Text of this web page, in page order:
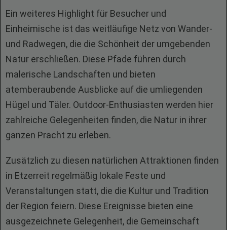
Ein weiteres Highlight für Besucher und
Einheimische ist das weitläufige Netz von Wander-
und Radwegen, die die Schönheit der umgebenden
Natur erschließen. Diese Pfade führen durch
malerische Landschaften und bieten
atemberaubende Ausblicke auf die umliegenden
Hügel und Täler. Outdoor-Enthusiasten werden hier
zahlreiche Gelegenheiten finden, die Natur in ihrer
ganzen Pracht zu erleben.
Zusätzlich zu diesen natürlichen Attraktionen finden
in Etzerreit regelmäßig lokale Feste und
Veranstaltungen statt, die die Kultur und Tradition
der Region feiern. Diese Ereignisse bieten eine
ausgezeichnete Gelegenheit, die Gemeinschaft